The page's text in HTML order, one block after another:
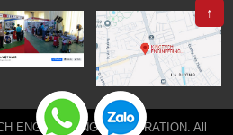
ENGINEERING CORPORATION. All
↑